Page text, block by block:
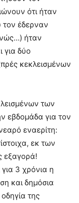
ότι ήταν
τον έδερναν
ήταν
για δύο
κεκλεισμένων
των
εβδομάδα για τον
εναερίτη:
εκ των
εξαγορά!
3 χρόνια η
και δημόσια
της